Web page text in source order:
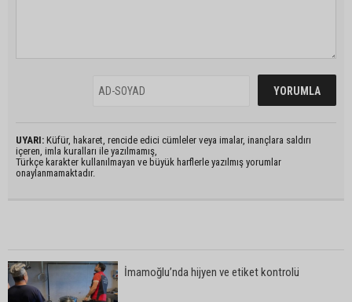
UYARI: Küfür, hakaret, rencide edici cümleler veya imalar, inançlara saldırı
içeren, imla kuralları ile yazılmamış,
Türkçe karakter kullanılmayan ve büyük harflerle yazılmış yorumlar
onaylanmamaktadır.
İmamoğlu’nda hijyen ve etiket kontrolü